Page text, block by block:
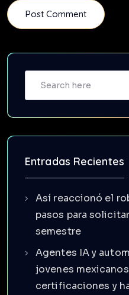
Entradas Recientes
Así reaccionó el
pasos para
semestre
Agentes IA y
jovenes
certificaciones y